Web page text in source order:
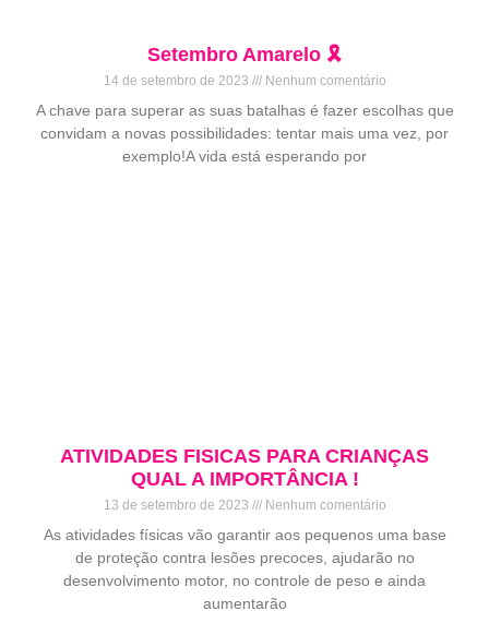
Setembro Amarelo 🎗️
14 de setembro de 2023 Nenhum comentário
A chave para superar as suas batalhas é fazer escolhas que
convidam a novas possibilidades: tentar mais uma vez, por
exemplo!A vida está esperando por
ATIVIDADES FISICAS PARA CRIANÇAS
QUAL A IMPORTÂNCIA !
13 de setembro de 2023 Nenhum comentário
As atividades físicas vão garantir aos pequenos uma base
de proteção contra lesões precoces, ajudarão no
desenvolvimento motor, no controle de peso e ainda
aumentarão